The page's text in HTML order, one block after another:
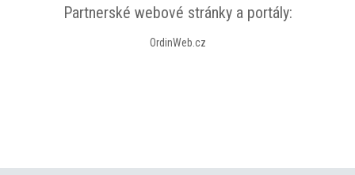
Partnerské webové stránky a portály:
OrdinWeb.cz